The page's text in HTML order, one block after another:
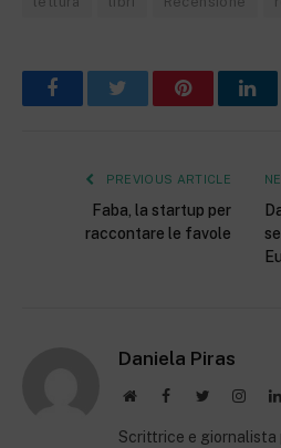
FacebookTwitter Pinterest
PREVIOUS ARTICLE
Faba, la startup per
raccontare le favole
Daniela Piras
WebsiteFacebookTwitter
Scrittrice e